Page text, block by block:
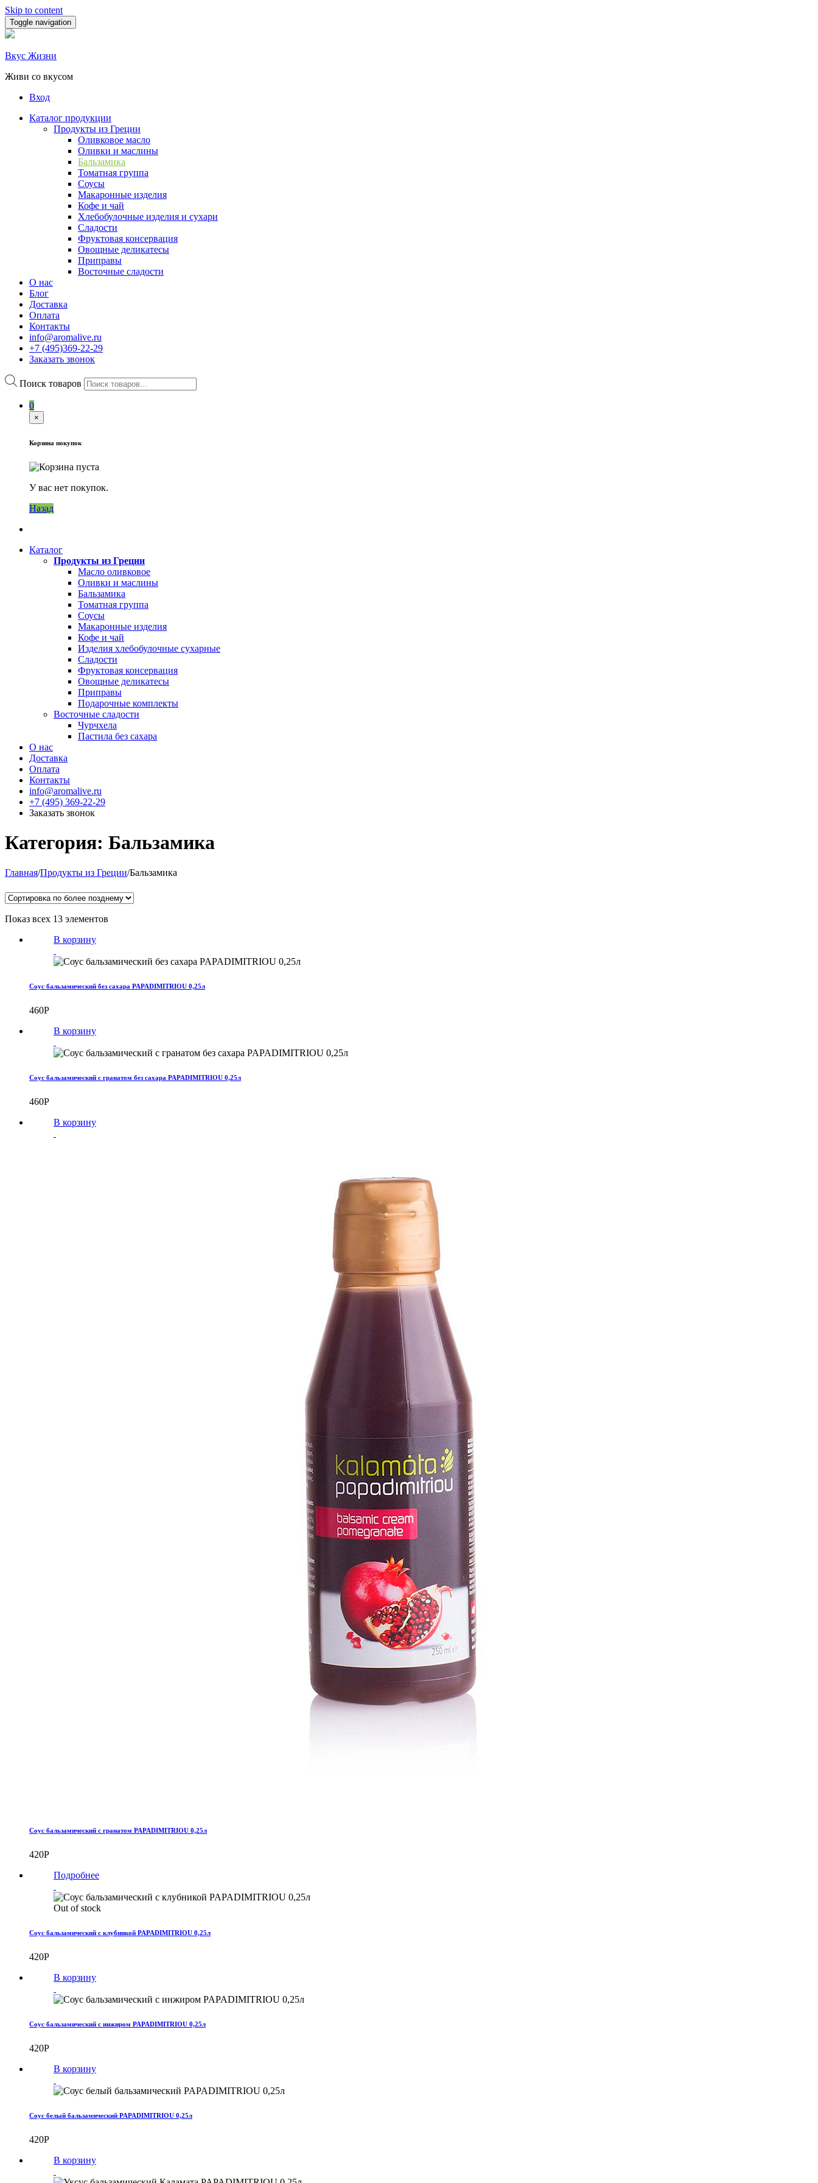
Skip to content
Toggle navigation
Вкус Жизни
Живи со вкусом
Вход
Каталог продукции
Продукты из Греции
Оливковое масло
Оливки и маслины
Бальзамика
Томатная группа
Соусы
Макаронные изделия
Кофе и чай
Хлебобулочные изделия и сухари
Сладости
Фруктовая консервация
Овощные деликатесы
Приправы
Восточные сладости
О нас
Блог
Доставка
Оплата
Контакты
info@aromalive.ru
+7 (495)369-22-29
Заказать звонок
Поиск товаров
0
×
Корзина покупок
У вас нет покупок.
Назад
Каталог
Продукты из Греции
Масло оливковое
Оливки и маслины
Бальзамика
Томатная группа
Соусы
Макаронные изделия
Кофе и чай
Изделия хлебобулочные сухарные
Сладости
Фруктовая консервация
Овощные деликатесы
Приправы
Подарочные комплекты
Восточные сладости
Чурчхела
Пастила без сахара
О нас
Доставка
Оплата
Контакты
info@aromalive.ru
+7 (495) 369-22-29
Заказать звонок
Категория: Бальзамика
Главная/Продукты из Греции/Бальзамика
Показ всех 13 элементов
В корзину
Соус бальзамический без сахара PAPADIMITRIOU 0,25л
460Р
В корзину
Соус бальзамический с гранатом без сахара PAPADIMITRIOU 0,25л
460Р
В корзину
Соус бальзамический с гранатом PAPADIMITRIOU 0,25л
420Р
Подробнее
Out of stock
Соус бальзамический с клубникой PAPADIMITRIOU 0,25л
420Р
В корзину
Соус бальзамический с инжиром PAPADIMITRIOU 0,25л
420Р
В корзину
Соус белый бальзамический PAPADIMITRIOU 0,25л
420Р
В корзину